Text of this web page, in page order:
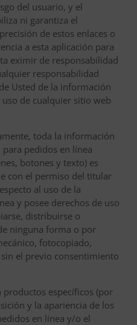
del usuario, y el
ni garantiza el
de estos enlaces o
a esta aplicación para
eximir de responsabilidad
responsabilidad
Usted de la información
de cualquier sitio web
toda la información
pedidos en línea
botones y texto) es
con el permiso del titular
al uso de la
y posee derechos de uso
distribuirse o
ninguna forma o por
fotocopiado,
el previo consentimiento
específicos (por
y la apariencia de los
en línea y/o el